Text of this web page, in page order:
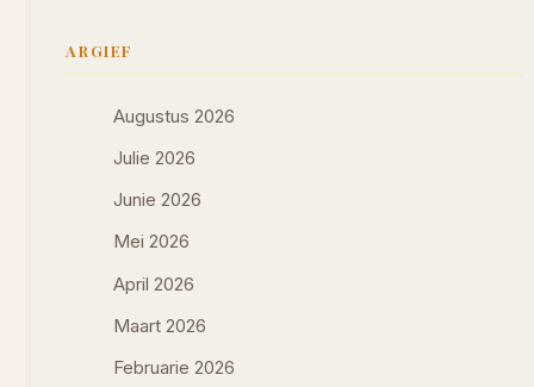
ARGIEF
Augustus 2026
Julie 2026
Junie 2026
Mei 2026
April 2026
Maart 2026
Februarie 2026